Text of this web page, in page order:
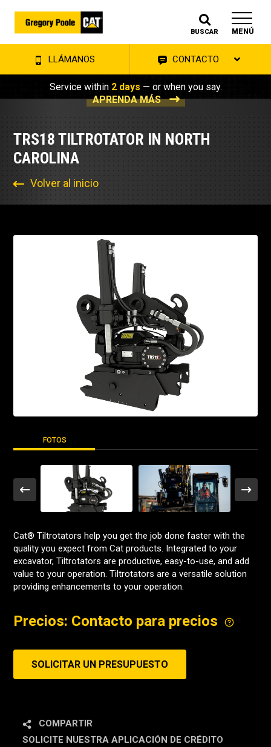
BUSCAR MENÚ
LLÁMANOS CONTACTO
Service within 2 days — or when you say.
APRENDA MÁS
TRS18 TILTROTATOR IN NORTH
CAROLINA
Volver al inicio
FOTOS
Cat® Tiltrotators help you get the job done faster with the
quality you expect from Cat products. Integrated to your
excavator, Tiltrotators are productive, easy-to-use, and add
value to your operation. Tiltrotators are a versatile solution
providing enhancements to your operation.
Precios: Contacto para precios
SOLICITAR UN PRESUPUESTO
COMPARTIR
SOLICITE NUESTRA APLICACIÓN DE CRÉDITO